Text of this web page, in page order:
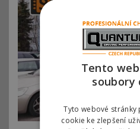
Tento
soubory
Tyto webové
cookie ke zlepšení